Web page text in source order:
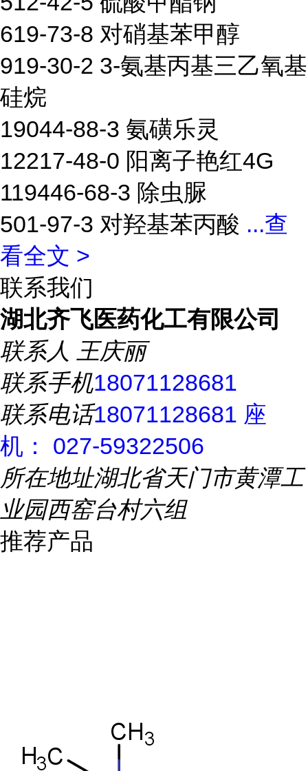
619-73-8 对硝基苯甲醇
919-30-2 3-氨基丙基三乙氧基
硅烷
19044-88-3 氨磺乐灵
12217-48-0 阳离子艳红4G
119446-68-3 除虫脲
501-97-3 对羟基苯丙酸 ...查
看全文 >
联系我们
湖北齐飞医药化工有限公司
联系人 王庆丽
联系手机18071128681
联系电话18071128681 座
机： 027-59322506
所在地址湖北省天门市黄潭工
业园西窑台村六组
推荐产品